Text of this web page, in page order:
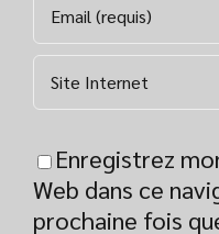
Enregistrez
Web dans ce
prochaine fois